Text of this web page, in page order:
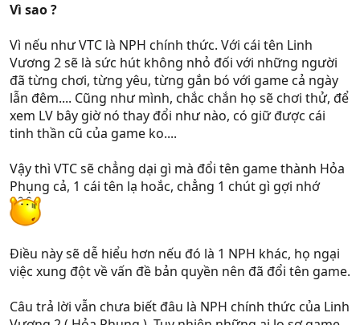
Vì sao ?
Vì nếu như VTC là NPH chính thức. Với cái tên Linh
Vương 2 sẽ là sức hút không nhỏ đối với những người
đã từng chơi, từng yêu, từng gắn bó với game cả ngày
lẫn đêm.... Cũng như mình, chắc chắn họ sẽ chơi thử, để
xem LV bây giờ nó thay đổi như nào, có giữ được cái
tinh thần cũ của game ko....
Vậy thì VTC sẽ chẳng dại gì mà đổi tên game thành Hỏa
Phụng cả, 1 cái tên lạ hoắc, chẳng 1 chút gì gợi nhớ
Điều này sẽ dễ hiểu hơn nếu đó là 1 NPH khác, họ ngại
việc xung đột về vấn đề bản quyền nên đã đổi tên game.
Câu trả lời vẫn chưa biết đâu là NPH chính thức của Linh